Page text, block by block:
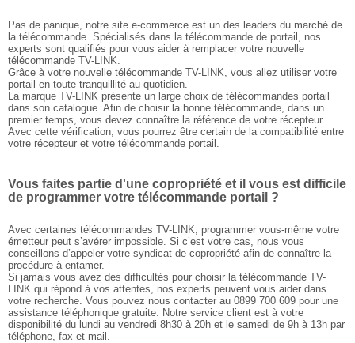
Pas de panique, notre site e-commerce est un des leaders du marché de
la télécommande. Spécialisés dans la télécommande de portail, nos
experts sont qualifiés pour vous aider à remplacer votre nouvelle
télécommande TV-LINK.
Grâce à votre nouvelle télécommande TV-LINK, vous allez utiliser votre
portail en toute tranquillité au quotidien.
La marque TV-LINK présente un large choix de télécommandes portail
dans son catalogue. Afin de choisir la bonne télécommande, dans un
premier temps, vous devez connaître la référence de votre récepteur.
Avec cette vérification, vous pourrez être certain de la compatibilité entre
votre récepteur et votre télécommande portail.
Vous faites partie d'une copropriété et il vous est difficile
de programmer votre télécommande portail ?
Avec certaines télécommandes TV-LINK, programmer vous-même votre
émetteur peut s’avérer impossible. Si c’est votre cas, nous vous
conseillons d’appeler votre syndicat de copropriété afin de connaître la
procédure à entamer.
Si jamais vous avez des difficultés pour choisir la télécommande TV-
LINK qui répond à vos attentes, nos experts peuvent vous aider dans
votre recherche. Vous pouvez nous contacter au 0899 700 609 pour une
assistance téléphonique gratuite. Notre service client est à votre
disponibilité du lundi au vendredi 8h30 à 20h et le samedi de 9h à 13h par
téléphone, fax et mail.